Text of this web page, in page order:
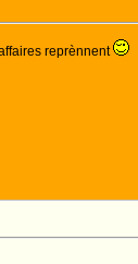
reprènnent